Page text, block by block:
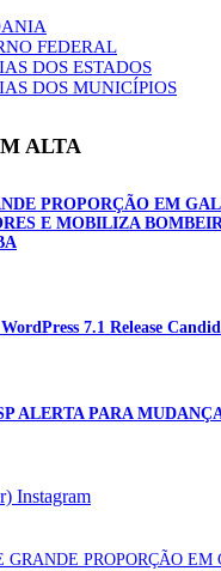
FEDERAL
DOS ESTADOS
DOS MUNICÍPIOS
ALTA
PROPORÇÃO EM
E MOBILIZA
7.1 Release
ALERTA PARA
Instagram
GRANDE PROPORÇÃO EM